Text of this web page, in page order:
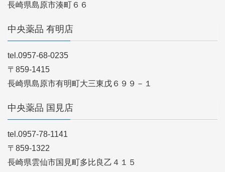
長崎県島原市湊町６６
中央薬品 有明店
tel.0957-68-0235
〒859-1415
長崎県島原市有明町大三東戊６９９－１
中央薬品 国見店
tel.0957-78-1141
〒859-1322
長崎県雲仙市国見町多比良乙４１５